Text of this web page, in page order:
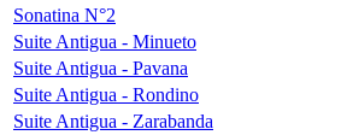
Sonatina N°2
Suite Antigua - Minueto
Suite Antigua - Pavana
Suite Antigua - Rondino
Suite Antigua - Zarabanda